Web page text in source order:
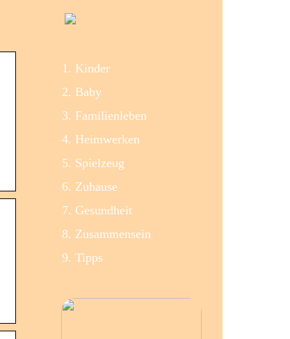
Kinder
Baby
Familienleben
Heimwerken
Spielzeug
Zuhause
Gesundheit
Zusammensein
Tipps